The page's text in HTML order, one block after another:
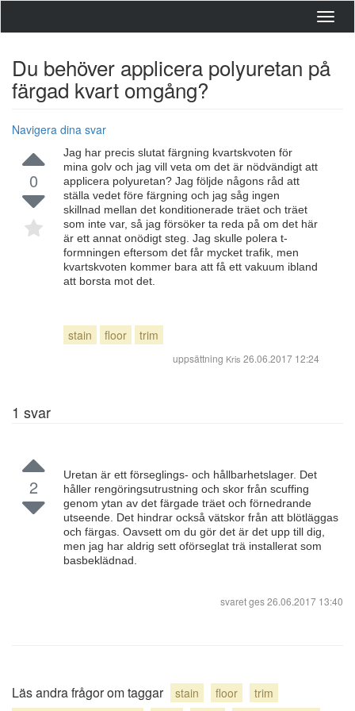
Du behöver applicera polyuretan på
färgad kvart omgång?
Navigera dina svar
0
Jag har precis slutat färgning kvartskvoten för
mina golv och jag vill veta om det är nödvändigt att
applicera polyuretan? Jag följde någons råd att
ställa vedet före färgning och jag såg ingen
skillnad mellan det konditionerade träet och träet
som inte var, så jag försöker ta reda på om det här
är ett annat onödigt steg. Jag skulle polera t-
formningen eftersom det får mycket trafik, men
kvartskvoten kommer bara att få ett vakuum ibland
att borsta mot det.
stain floor trim
uppsättning Kris 26.06.2017 12:24
1 svar
2
Uretan är ett förseglings- och hållbarhetslager. Det
håller rengöringsutrustning och skor från scuffing
genom ytan av det färgade träet och förnedrande
utseende. Det hindrar också vätskor från att blötläggas
och färgas. Oavsett om du gör det är det upp till dig,
men jag har aldrig sett oförseglat trä installerat som
basbeklädnad.
svaret ges26.06.2017 13:40
Läs andra frågor om taggar stain floor
trim